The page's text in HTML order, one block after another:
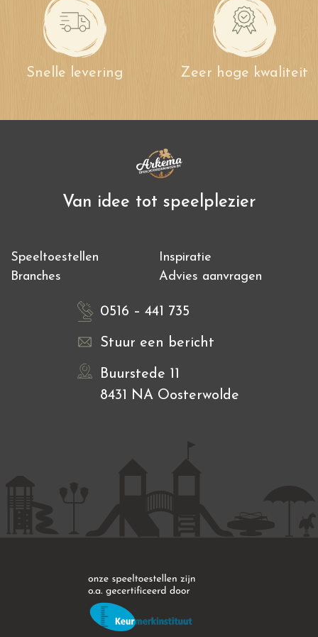
Snelle levering Zeer hoge kwaliteit
Van idee tot speelplezier
Speeltoestellen
Inspiratie
Branches
Advies aanvragen
0516 – 441 735
Stuur een bericht
Buurstede 11
8431 NA Oosterwolde